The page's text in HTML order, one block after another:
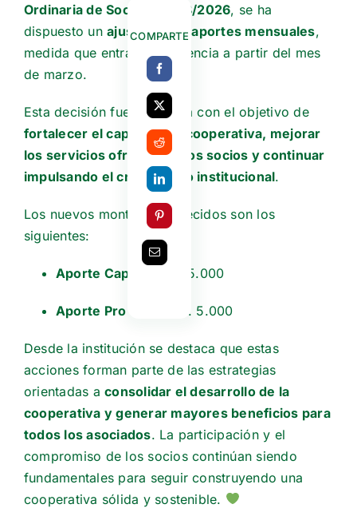
Ordinaria de Socios N.º 38/2026, se ha
dispuesto unajuste en los aportes mensuales,
medida que entrará en vigencia a partir del mes
de marzo.
Esta decisión fue adoptada con el objetivo de
fortalecer el capital de la cooperativa, mejorar
los servicios ofrecidos a los socios y continuar
impulsando el crecimiento institucional.
Los nuevos montos establecidos son los
siguientes:
Aporte Capital: Gs. 15.000
Aporte Pro Local: Gs. 5.000
Desde la institución se destaca que estas
acciones forman parte de las estrategias
orientadas aconsolidar el desarrollo de la
cooperativa y generar mayores beneficios para
todos los asociados. La participación y el
compromiso de los socios continúan siendo
fundamentales para seguir construyendo una
cooperativa sólida y sostenible.
COMPARTE